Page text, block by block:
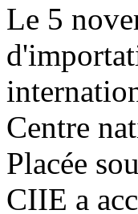
Le 5
Centre
Placée
CIIE a